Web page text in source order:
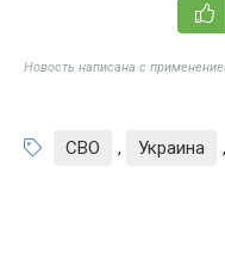
Новость написана с
СВО , Украина ,